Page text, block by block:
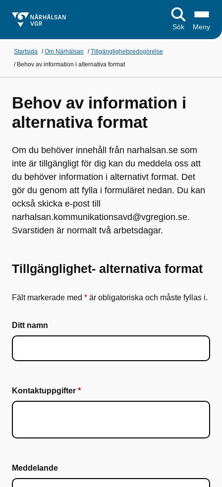
Sök Meny
Startsida /Om Närhälsan /Tillgänglighetsredogörelse
/ Behov av information i alternativa format
Behov av information i
alternativa format
Om du behöver innehåll från narhalsan.se som
inte är tillgängligt för dig kan du meddela oss att
du behöver information i alternativt format. Det
gör du genom att fylla i formuläret nedan. Du kan
också skicka e-post till
narhalsan.kommunikationsavd@vgregion.se.
Svarstiden är normalt två arbetsdagar.
Tillgänglighet- alternativa format
Fält markerade med * är obligatoriska och måste fyllas i.
Ditt namn
Kontaktuppgifter
Meddelande